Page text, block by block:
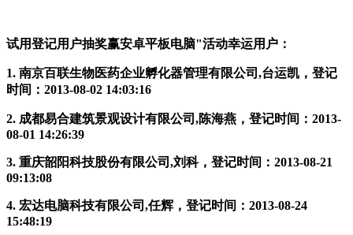
试用登记用户抽奖赢安卓平板电脑"活动幸运用户：
1. 南京百联生物医药企业孵化器管理有限公司,台运凯，登记
时间：2013-08-02 14:03:16
2. 成都易合建筑景观设计有限公司,陈海燕，登记时间：2013-
08-01 14:26:39
3. 重庆韶阳科技股份有限公司,刘科，登记时间：2013-08-21
09:13:08
4. 宏达电脑科技有限公司,任辉，登记时间：2013-08-24
15:48:19